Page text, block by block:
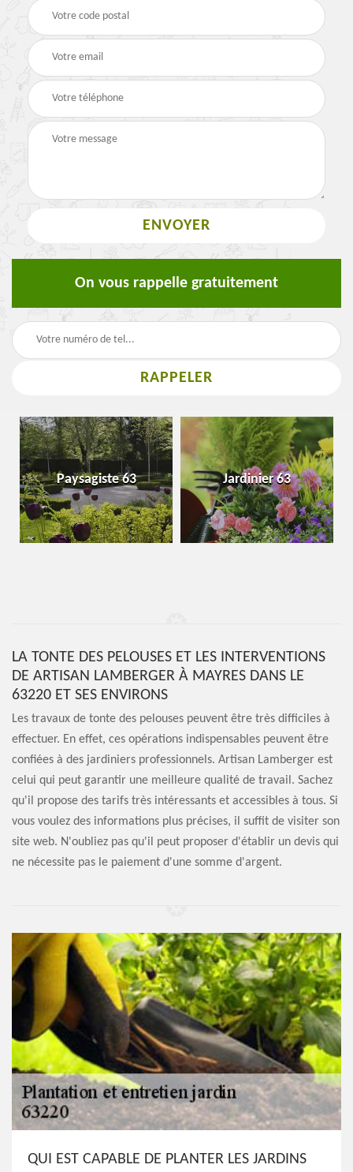
On vous rappelle gratuitement
Paysagiste 63 Jardinier 63
LA TONTE DES PELOUSES ET LES INTERVENTIONS
DE ARTISAN LAMBERGER À MAYRES DANS LE
63220 ET SES ENVIRONS
Les travaux de tonte des pelouses peuvent être très difficiles à
effectuer. En effet, ces opérations indispensables peuvent être
confiées à des jardiniers professionnels. Artisan Lamberger est
celui qui peut garantir une meilleure qualité de travail. Sachez
qu'il propose des tarifs très intéressants et accessibles à tous. Si
vous voulez des informations plus précises, il suffit de visiter son
site web. N'oubliez pas qu'il peut proposer d'établir un devis qui
ne nécessite pas le paiement d'une somme d'argent.
QUI EST CAPABLE DE PLANTER LES JARDINS